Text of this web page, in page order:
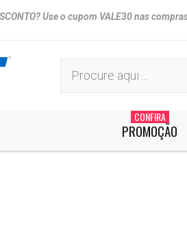
Use o cupom VALE30 nas
PROMOÇÃO
CONFIRA